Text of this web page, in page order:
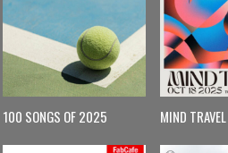
100 SONGS OF 2025 MIND TRAVEL